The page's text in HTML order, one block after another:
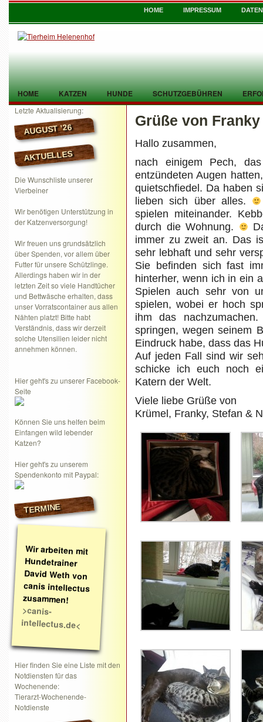
HOME IMPRESSUM
HOME KATZEN HUNDE SCHUTZGEBÜHREN
TIER GEFUNDEN KONTAKT
Letzte Aktualisierung:
AUGUST ’26
AKTUELLES
Die Wunschliste unserer
Vierbeiner
Wir benötigen Unterstützung in
der Katzenversorgung!
Wir freuen uns grundsätzlich
über Spenden, vor allem über
Futter für unsere Schützlinge.
Allerdings haben wir in der
letzten Zeit so viele Handtücher
und Bettwäsche erhalten, dass
unser Vorratscontainer aus allen
Nähten platzt! Bitte habt
Verständnis, dass wir derzeit
solche Utensilien leider nicht
annehmen können.
Hier geht's zu unserer Facebook-
Seite
Können Sie uns helfen beim
Einfangen wild lebender
Katzen?
Hier geht's zu unserem
Spendenkonto mit Paypal:
TERMINE
Wir arbeiten mit
Hundetrainer
David Weth von
canis intellectus
zusammen!
>canis-
intellectus.de<
Hier finden Sie eine Liste mit den
Notdiensten für das
Wochenende:
Tierarzt-Wochenende-
Notdienste
Grüße von
Hallo zusammen,
nach einigem Pech,
entzündeten Augen
quietschfiedel. Da haben
lieben sich über alles.
spielen miteinander.
durch die Wohnung.
immer zu zweit an. Das
sehr lebhaft und sehr
Sie befinden sich fast
hinterher, wenn ich in ein
Spielen auch sehr von
spielen, wobei er hoch
ihm das
springen, wegen seinem
Eindruck habe, dass das
Auf jeden Fall sind wir
schicke ich euch noch
Katern der Welt.
Viele liebe Grüße von
Krümel, Franky, Stefan &